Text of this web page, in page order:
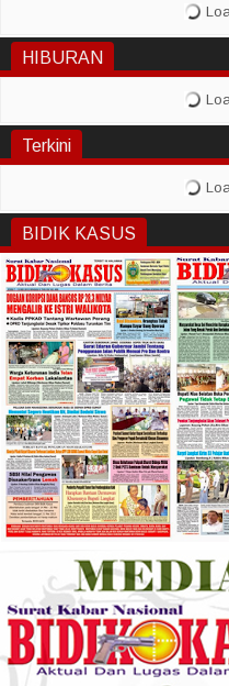
HIBURAN
Terkini
BIDIK KASUS